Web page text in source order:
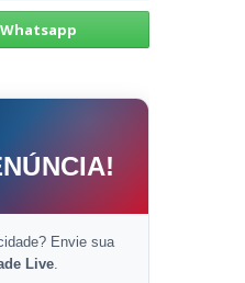
Envie sua
Live.